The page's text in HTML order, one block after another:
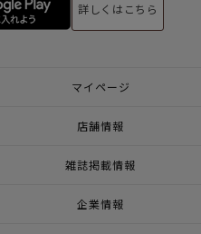
詳しくはこちら
マイページ
店舗情報
雑誌掲載情報
企業情報